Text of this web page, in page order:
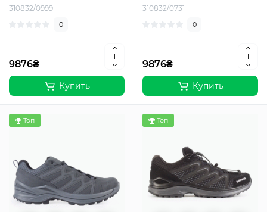
310832/0999
0
9876₴
Купить
310832/0731
0
9876₴
Купить
Топ Топ